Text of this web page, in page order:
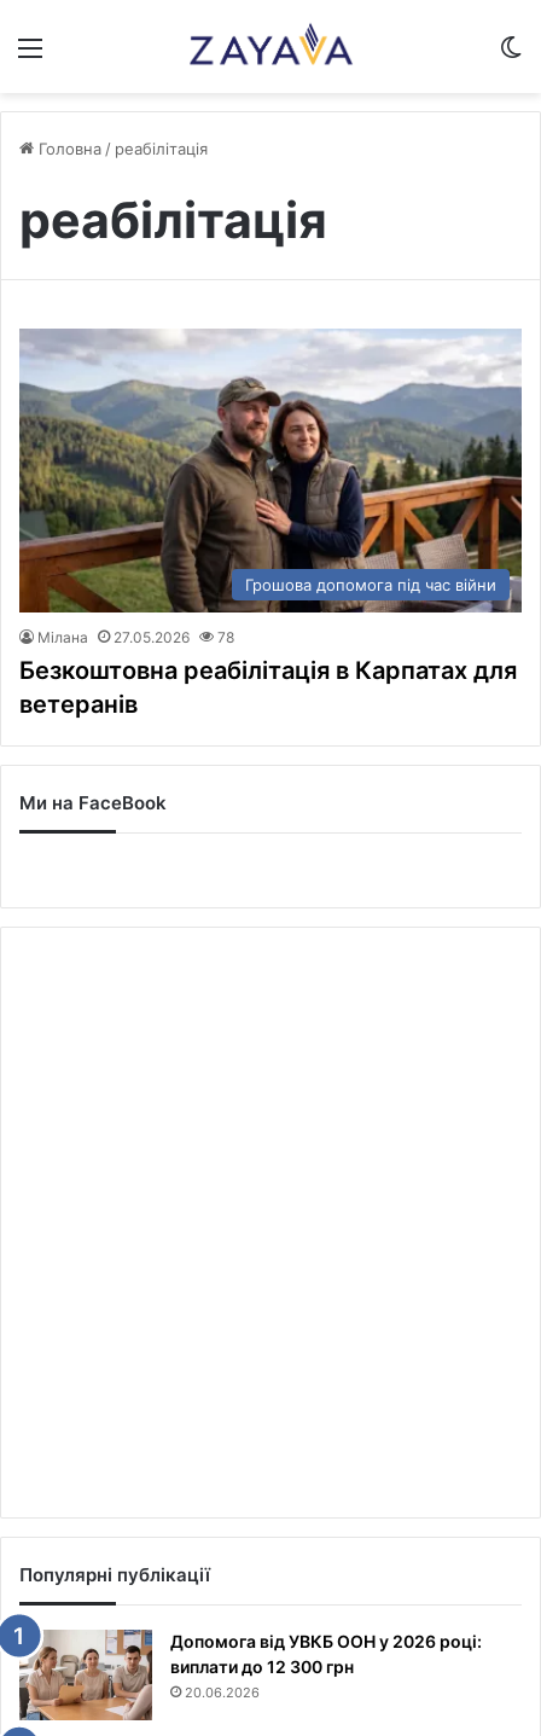
Головна / реабілітація
реабілітація
Грошова допомога під час війни
Мілана 27.05.2026 78
Безкоштовна реабілітація в Карпатах для
ветеранів
Ми на FaceBook
Популярні публікації
Допомога від УВКБ ООН у 2026 році:
виплати до 12 300 грн
20.06.2026